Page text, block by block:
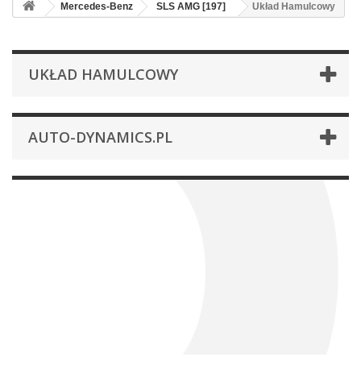
Mercedes-Benz SLS AMG [197] Układ Hamulcowy
UKŁAD HAMULCOWY
AUTO-DYNAMICS.PL